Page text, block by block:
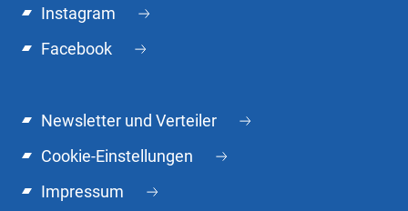
Instagram
Facebook
Newsletter und Verteiler
Cookie-Einstellungen
Impressum